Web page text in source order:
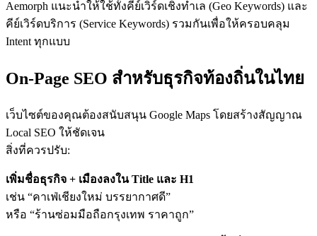
Aemorph แนะนำให้ใช้ทั้งคีย์เวิร์ดเชิงทำเล (Geo Keywords) และ
คีย์เวิร์ดบริการ (Service Keywords) รวมกันเพื่อให้ครอบคลุม
Intent ทุกแบบ
On-Page SEO สำหรับธุรกิจท้องถิ่นในไทย
เว็บไซต์ของคุณต้องสนับสนุน Google Maps โดยสร้างสัญญาณ
Local SEO ให้ชัดเจน
สิ่งที่ควรปรับ:
เพิ่มชื่อธุรกิจ + เมืองลงใน Title และ H1
เช่น “คาเฟ่เชียงใหม่ บรรยากาศดี”
หรือ “ร้านซ่อมมือถือกรุงเทพ ราคาถูก”